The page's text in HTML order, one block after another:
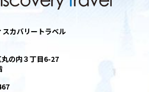
スカバリートラベル
の内３丁目6-27